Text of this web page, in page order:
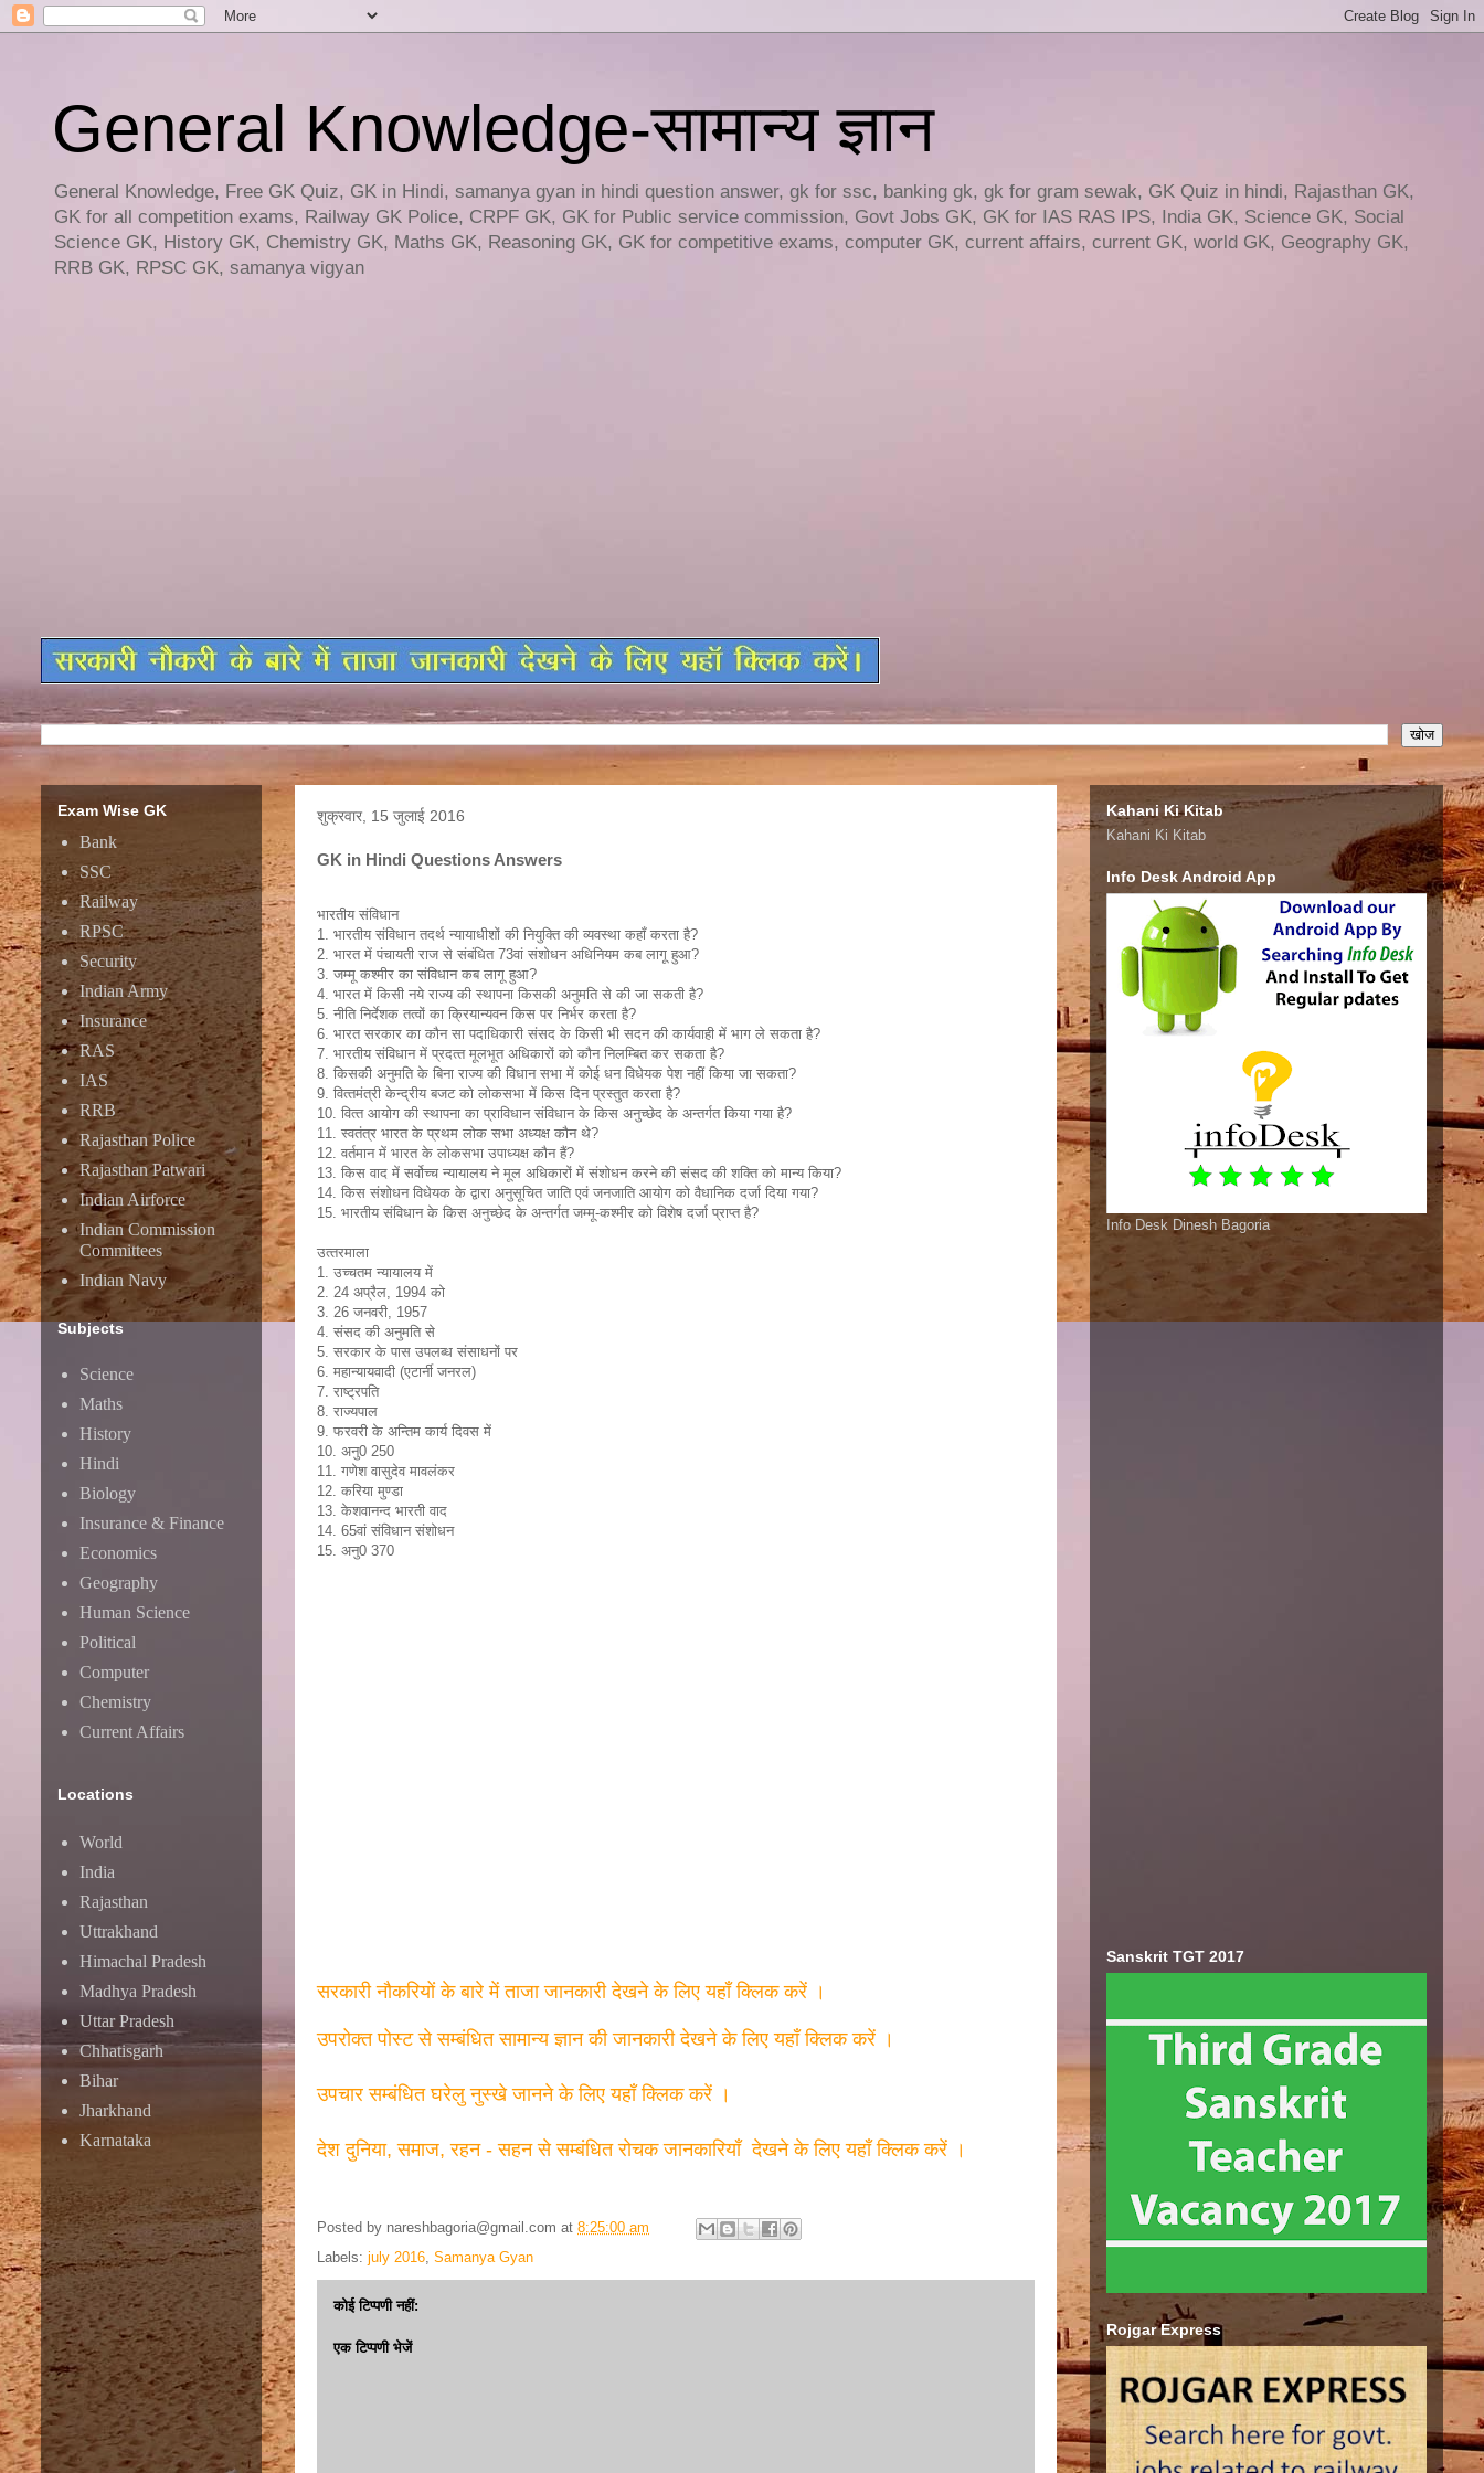
General Knowledge-सामान्य ज्ञान
General Knowledge, Free GK Quiz, GK in Hindi, samanya gyan in hindi question answer, gk for ssc, banking gk, gk for gram sewak, GK Quiz in hindi, Rajasthan GK,
GK for all competition exams, Railway GK Police, CRPF GK, GK for Public service commission, Govt Jobs GK, GK for IAS RAS IPS, India GK, Science GK, Social
Science GK, History GK, Chemistry GK, Maths GK, Reasoning GK, GK for competitive exams, computer GK, current affairs, current GK, world GK, Geography GK,
RRB GK, RPSC GK, samanya vigyan
शुक्रवार, 15 जुलाई 2016
GK in Hindi Questions Answers
भारतीय संविधान
1. भारतीय संविधान तदर्थ न्‍यायाधीशों की नियुक्ति की व्‍यवस्‍था कहॉं करता है?
2. भारत में पंचायती राज से संबंधित 73वां संशोधन अधिनियम कब लागू हुआ?
3. जम्‍मू कश्‍मीर का संविधान कब लागू हुआ?
4. भारत में किसी नये राज्‍य की स्‍थापना किसकी अनुमति से की जा सकती है?
5. नीति निर्देशक तत्‍वों का क्रियान्‍यवन किस पर निर्भर करता है?
6. भारत सरकार का कौन सा पदाधिकारी संसद के किसी भी सदन की कार्यवाही में भाग ले सकता है?
7. भारतीय संविधान में प्रदत्‍त मूलभूत अधिकारों को कौन निलम्बित कर सकता है?
8. किसकी अनुमति के बिना राज्‍य की विधान सभा में कोई धन विधेयक पेश नहीं किया जा सकता?
9. वित्‍तमंत्री केन्‍द्रीय बजट को लोकसभा में किस दिन प्रस्‍तुत करता है?
10. वित्‍त आयोग की स्‍थापना का प्राविधान संविधान के किस अनुच्‍छेद के अन्‍तर्गत किया गया है?
11. स्‍वतंत्र भारत के प्रथम लोक सभा अध्‍यक्ष कौन थे?
12. वर्तमान में भारत के लोकसभा उपाध्‍यक्ष कौन हैं?
13. किस वाद में सर्वोच्‍च न्‍यायालय ने मूल अधिकारों में संशोधन करने की संसद की शक्ति को मान्‍य किया?
14. किस संशोधन विधेयक के द्वारा अनुसूचित जाति एवं जनजाति आयोग को वैधानिक दर्जा दिया गया?
15. भारतीय संविधान के किस अनुच्‍छेद के अन्‍तर्गत जम्‍मू-कश्‍मीर को विशेष दर्जा प्राप्‍त है?
उत्‍तरमाला
1. उच्‍चतम न्‍यायालय में
2. 24 अप्रैल, 1994 को
3. 26 जनवरी, 1957
4. संसद की अनुमति से
5. सरकार के पास उपलब्‍ध संसाधनों पर
6. महान्‍यायवादी (एटार्नी जनरल)
7. राष्‍ट्रपति
8. राज्‍यपाल
9. फरवरी के अन्तिम कार्य दिवस में
10. अनु0 250
11. गणेश वासुदेव मावलंकर
12. करिया मुण्‍डा
13. केशवानन्‍द भारती वाद
14. 65वां संविधान संशोधन
15. अनु0 370
सरकारी नौकरियों के बारे में ताजा जानकारी देखने के लिए यहाँ क्लिक करें ।
उपरोक्त पोस्ट से सम्बंधित सामान्य ज्ञान की जानकारी देखने के लिए यहाँ क्लिक करें ।
उपचार सम्बंधित घरेलु नुस्खे जानने के लिए यहाँ क्लिक करें ।
देश दुनिया, समाज, रहन - सहन से सम्बंधित रोचक जानकारियाँ देखने के लिए यहाँ क्लिक करें ।
Posted by nareshbagoria@gmail.com at 8:25:00 am
Labels: july 2016, Samanya Gyan
कोई टिप्पणी नहीं:
एक टिप्पणी भेजें
Exam Wise GK
Bank
SSC
Railway
RPSC
Security
Indian Army
Insurance
RAS
IAS
RRB
Rajasthan Police
Rajasthan Patwari
Indian Airforce
Indian Commission
Committees
Indian Navy
Subjects
Science
Maths
History
Hindi
Biology
Insurance & Finance
Economics
Geography
Human Science
Political
Computer
Chemistry
Current Affairs
Locations
World
India
Rajasthan
Uttrakhand
Himachal Pradesh
Madhya Pradesh
Uttar Pradesh
Chhatisgarh
Bihar
Jharkhand
Karnataka
Kahani Ki Kitab
Kahani Ki Kitab
Info Desk Android App
Info Desk Dinesh Bagoria
Sanskrit TGT 2017
Rojgar Express